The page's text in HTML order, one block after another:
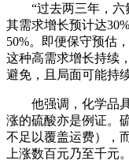
“过去两三年，
其需求增长预计达
50%。即便保守预估
这种高需求增长持续
避免，且局面可能持
他强调，化学品
涨的硫酸亦是例证。
不足以覆盖运费），
上涨数百元乃至千元